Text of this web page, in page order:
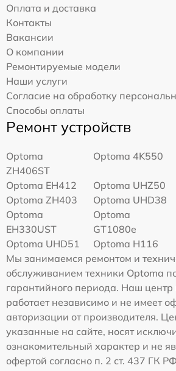
Оплата и доставка
Контакты
Вакансии
О компании
Ремонтируемые модели
Наши услуги
Согласие на обработку
Способы оплаты
Ремонт устройств
Optoma
ZH406ST
Optoma 4K550
Optoma EH412
Optoma UHZ50
Optoma ZH403
Optoma UHD38
Optoma
EH330UST
Optoma
GT1080e
Optoma UHD51
Optoma H116
Мы занимаемся ремонтом и
обслуживанием техники Optoma
гарантийного периода. Наш центр
работает независимо и не имеет
авторизации от производителя.
указанные на сайте, носят
ознакомительный характер и не
офертой согласно п. 2 ст. 437 ГК